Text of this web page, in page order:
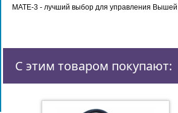
MATE-3 - лучший выбор для управления
С этим товаром покупают: